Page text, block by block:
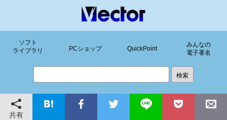
ソフト
ライブラリ
PCショップ QuickPoint
みんなの
電子署名
共有